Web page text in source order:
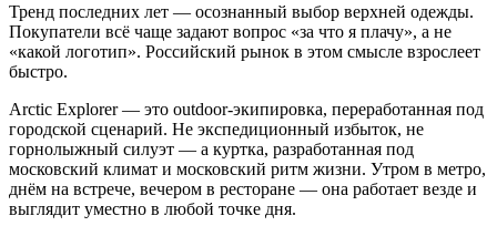
Тренд последних лет — осознанный выбор верхней одежды.
Покупатели всё чаще задают вопрос «за что я плачу», а не
«какой логотип». Российский рынок в этом смысле взрослеет
быстро.
Arctic Explorer — это outdoor-экипировка, переработанная под
городской сценарий. Не экспедиционный избыток, не
горнолыжный силуэт — а куртка, разработанная под
московский климат и московский ритм жизни. Утром в метро,
днём на встрече, вечером в ресторане — она работает везде и
выглядит уместно в любой точке дня.